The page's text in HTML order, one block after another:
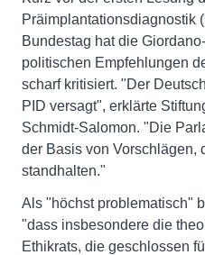
Präimplantationsdiagnostik
Bundestag hat die
politischen Empfehlungen
scharf kritisiert. "Der
PID versagt", erklärte
Schmidt-Salomon. "Die
der Basis von Vorschlägen,
standhalten."
Als "höchst problematisch"
"dass insbesondere die
Ethikrats, die geschlossen